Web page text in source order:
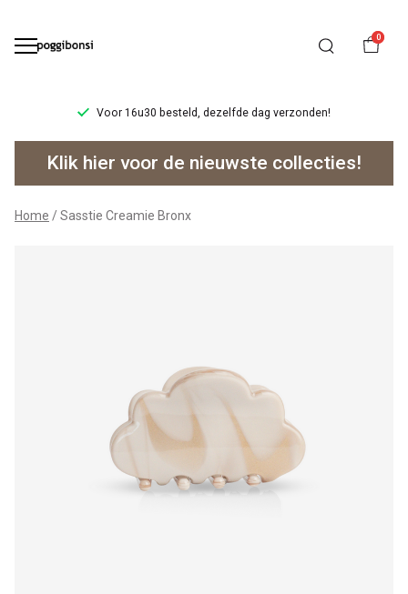
0
dezelfde dag verzonden! Ruilen/
Sasstie
Creamie
Bronx
Klik hier voor de nieuwste collecties!
Home Sasstie Creamie Bronx